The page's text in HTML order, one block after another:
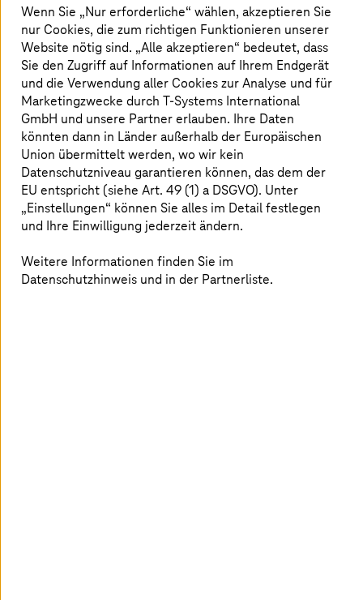
14. Juli 2026 |Cloud Services
Erfolgreiche Cloud-Nutzung leicht gemacht
Ein Auszug aus der Masterclass bei derDigital X.
Mehr erfahren
Wenn Sie „Nur erforderliche“ wählen, akzeptieren Sie
nur Cookies, die zum richtigen Funktionieren unserer
Website nötig sind. „Alle akzeptieren“ bedeutet, dass
Sie den Zugriff auf Informationen auf Ihrem Endgerät
und die Verwendung aller Cookies zur Analyse und für
Marketingzwecke durchT-Systems International
GmbH und unsere Partner erlauben. Ihre Daten
könnten dann in Länder außerhalb der Europäischen
Union übermittelt werden, wo wir kein
Datenschutzniveau garantieren können, das dem der
EU entspricht (siehe Art. 49 (1) a DSGVO). Unter
„Einstellungen“ können Sie alles im Detail festlegen
und Ihre Einwilligung jederzeit ändern.
Weitere Informationen finden Sie im
Datenschutzhinweis und in der Partnerliste.